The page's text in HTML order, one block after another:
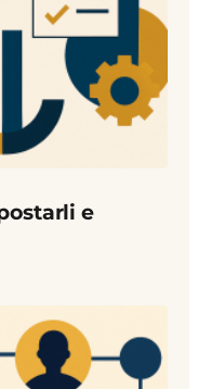
e